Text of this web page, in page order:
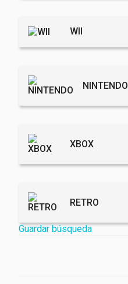
WII
NINTENDO
XBOX
RETRO
Guardar búsqueda